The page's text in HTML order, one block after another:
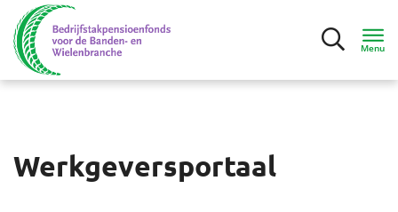
Menu
Deelnemers
Werkgeversportaal